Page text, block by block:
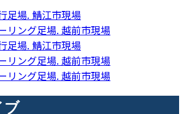
足場. 鯖江市現場
リング足場. 越前市現場
足場. 鯖江市現場
リング足場. 越前市現場
リング足場. 越前市現場
ブ